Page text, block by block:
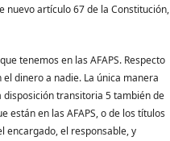
nuevo artículo 67 de la Constitución,
tenemos en las AFAPS. Respecto
dinero a nadie. La única manera
transitoria 5 también de
están en las AFAPS, o de los títulos
encargado, el responsable, y